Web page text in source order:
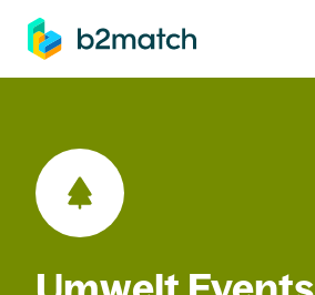
springen